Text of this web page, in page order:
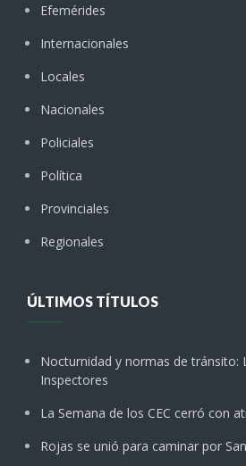
Efemérides
Internacionales
Locales
Nacionales
Policiales
Política
Provinciales
Regionales
ÚLTIMOS TÍTULOS
Nocturnidad y normas de tránsito:
Inspectores
La Semana de los CEC cerró con
Rojas se unió para caminar por